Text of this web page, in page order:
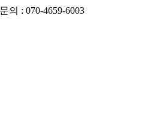
의 : 070-4659-6003